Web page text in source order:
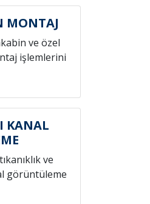
MONTAJ
ve özel
işlemlerini
KANAL
ve
görüntüleme